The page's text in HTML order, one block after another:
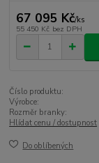
67 095 Kč/ks
55 450 Kč bez DPH
Číslo produktu:
Výrobce:
Rozměr branky:
Hlídat cenu / dostupnost
Do oblíbených